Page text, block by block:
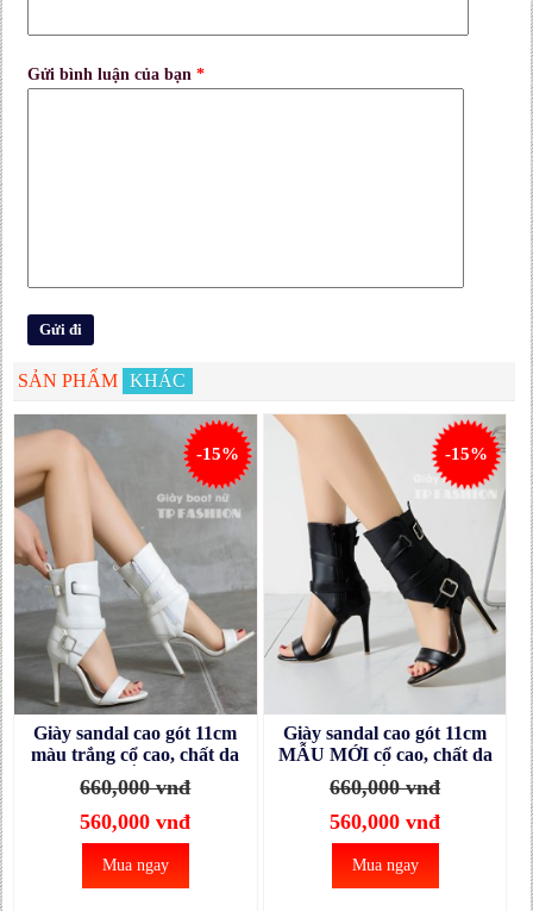
Gửi bình luận của bạn*
SẢN PHẨM KHÁC
-15%
Giày sandal cao gót 11cm
màu trắng cổ cao, chất da
Pu, thiết kế CẦU KỲ SANG
CHẢNH GBN31B
660,000 vnđ
560,000 vnđ
Mua ngay
-15%
Giày sandal cao gót 11cm
MẪU MỚI cổ cao, chất da
Pu, thiết kế CẦU KỲ SANG
CHẢNH GBN31A
660,000 vnđ
560,000 vnđ
Mua ngay